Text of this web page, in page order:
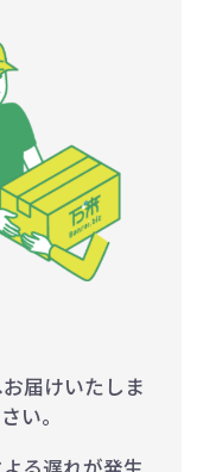
届けいたしま
い。